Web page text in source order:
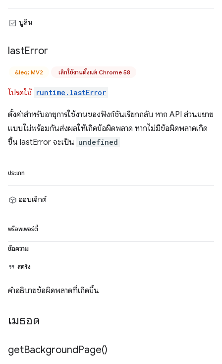
บูลีน
lastError
&leq; MV2 เลิกใช้งานตั้งแต่ Chrome 58
โปรดใช้ runtime.lastError
ตั้งค่าสำหรับอายุการใช้งานของฟังก์ชันเรียกกลับ หาก API ส่วนขยาย
แบบไม่พร้อมกันส่งผลให้เกิดข้อผิดพลาด หากไม่มีข้อผิดพลาดเกิด
ขึ้น lastError จะเป็น undefined
ประเภท
ออบเจ็กต์
พร็อพเพอร์ตี้
ข้อความ
สตริง
คำอธิบายข้อผิดพลาดที่เกิดขึ้น
เมธอด
getBackgroundPage()